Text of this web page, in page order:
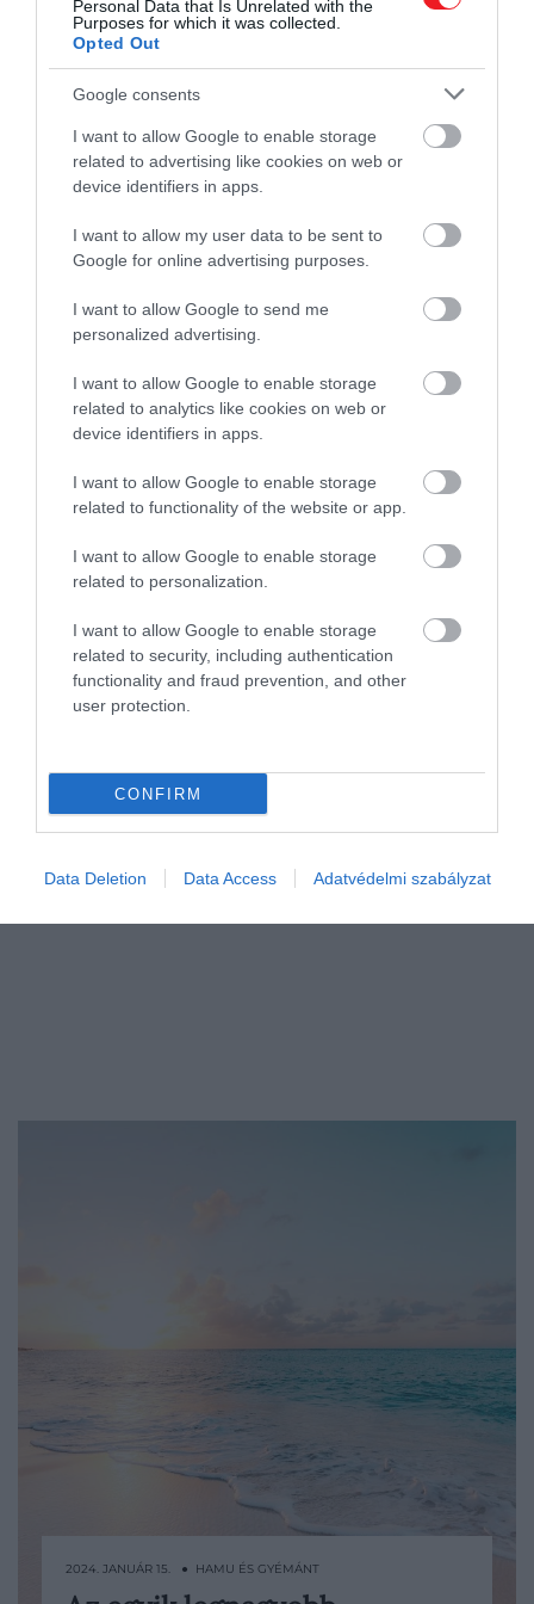
Personal Data that Is Unrelated with the
Purposes for which it was collected.
Opted Out
Google consents
I want to allow Google to enable storage
related to advertising like cookies on web or
device identifiers in apps.
I want to allow my user data to be sent to
Google for online advertising purposes.
I want to allow Google to send me
personalized advertising.
I want to allow Google to enable storage
related to analytics like cookies on web or
device identifiers in apps.
I want to allow Google to enable storage
related to functionality of the website or app.
I want to allow Google to enable storage
related to personalization.
I want to allow Google to enable storage
related to security, including authentication
functionality and fraud prevention, and other
user protection.
CONFIRM
Data Deletion Data Access Adatvédelmi szabályzat
Közeledik a tavasz, a világ talán
Netflix az évszak első hónapjában pedig
alaposan megörvendezteti népes
sikersorozata is új évadot kap, de lesznek
vadiúj produkciók is a kínálatban. Az
alábbi cikkben négy olyan sorozatot…
Négy sorozat, ami márciusban
érkezik a Netflixre
HAMU ÉS GYÉMÁNT
2024. JANUÁR 15. ● HAMU ÉS GYÉMÁNT